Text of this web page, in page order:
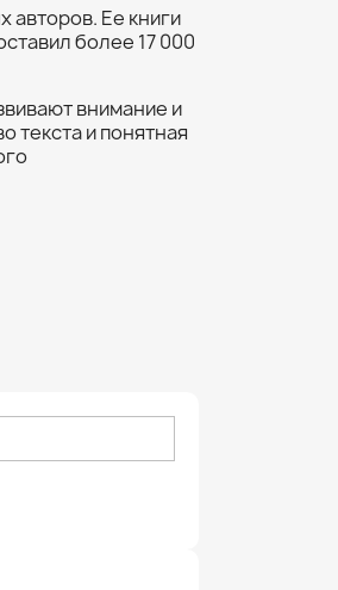
Ее книги
более 17 000
внимание и
текста и понятная